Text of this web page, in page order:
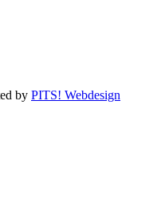
by PITS! Webdesign